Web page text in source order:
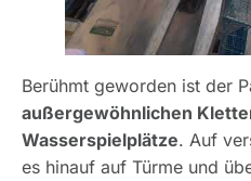
Berühmt geworden ist der
außergewöhnlichen
Wasserspielplätze. Auf
es hinauf auf Türme und